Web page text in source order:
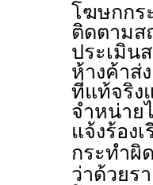
โฆษกกร
ติดตามส
ประเมิน
ห้างค้าส่
ที่แท้จริง
จำหน่าย
แจ้งร้อง
กระทำผิ
ว่าด้วยร